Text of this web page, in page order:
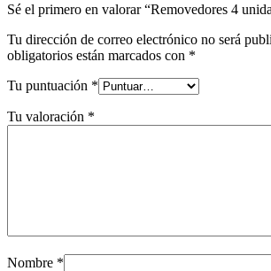
Sé el primero en valorar “Removedores 4
Tu dirección de correo electrónico no será
obligatorios están marcados con *
Tu puntuación *
Tu valoración *
Nombre *